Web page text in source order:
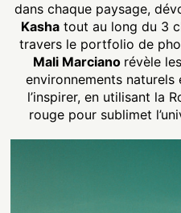
dans chaque paysage,
Kashatout au long du 3
travers le portfolio de
Mali Marciano révèle
environnements
l’inspirer, en utilisant la
rouge pour sublimet